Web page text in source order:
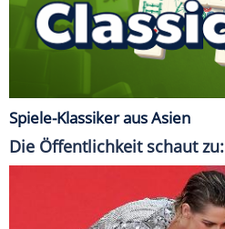
Spiele-Klassiker aus Asien
Die Öffentlichkeit schaut zu: